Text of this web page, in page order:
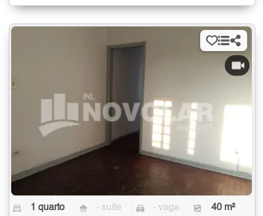
1 quarto - suíte - vaga 40 m²